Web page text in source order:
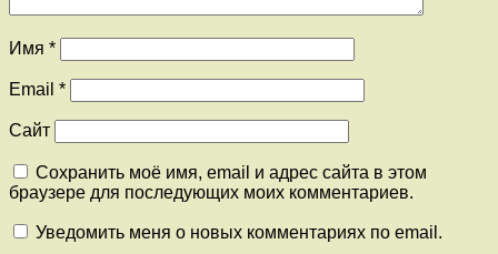
Имя *
Email *
Сайт
Сохранить моё имя, email и адрес сайта в этом
браузере для последующих моих комментариев.
Уведомить меня о новых комментариях по email.